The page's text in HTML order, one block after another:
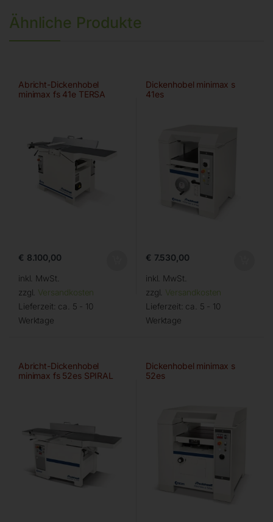
Ähnliche Produkte
Abricht-Dickenhobel
minimax fs 41e TERSA
€ 8.100,00
inkl. MwSt.
zzgl. Versandkosten
Lieferzeit: ca. 5 - 10
Werktage
Dickenhobel minimax s
41es
€ 7.530,00
inkl. MwSt.
zzgl. Versandkosten
Lieferzeit: ca. 5 - 10
Werktage
Abricht-Dickenhobel
minimax fs 52es SPIRAL
Dickenhobel minimax s
52es